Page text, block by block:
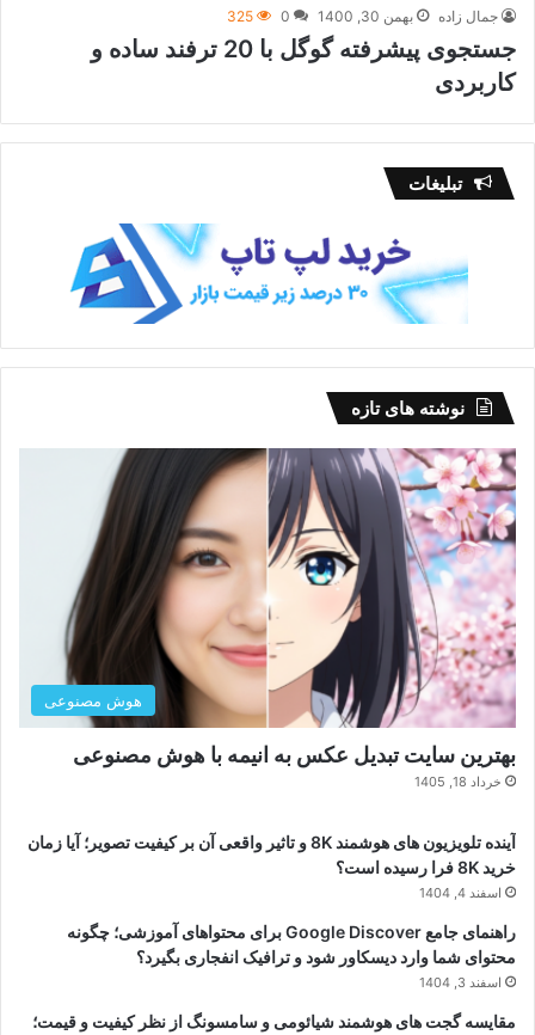
جمال زاده بهمن 30, 1400 0
325
جستجوی پیشرفته گوگل با 20 ترفند ساده و
کاربردی
تبلیغات
نوشته های تازه
هوش مصنوعی
بهترین سایت تبدیل عکس به انیمه با هوش مصنوعی
خرداد 18, 1405
آینده تلویزیون های هوشمند 8K و تاثیر واقعی آن بر کیفیت تصویر؛ آیا زمان
خرید 8K فرا رسیده است؟
اسفند 4, 1404
راهنمای جامع Google Discover برای محتواهای آموزشی؛ چگونه
محتوای شما وارد دیسکاور شود و ترافیک انفجاری بگیرد؟
اسفند 3, 1404
مقایسه گجت های هوشمند شیائومی و سامسونگ از نظر کیفیت و قیمت؛